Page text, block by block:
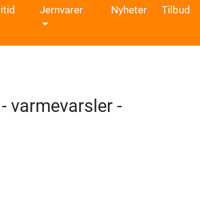
Jernvarer Nyheter Tilbud
varmevarsler -